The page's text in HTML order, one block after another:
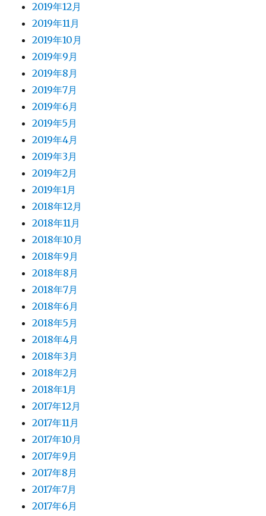
2019年12月
2019年11月
2019年10月
2019年9月
2019年8月
2019年7月
2019年6月
2019年5月
2019年4月
2019年3月
2019年2月
2019年1月
2018年12月
2018年11月
2018年10月
2018年9月
2018年8月
2018年7月
2018年6月
2018年5月
2018年4月
2018年3月
2018年2月
2018年1月
2017年12月
2017年11月
2017年10月
2017年9月
2017年8月
2017年7月
2017年6月